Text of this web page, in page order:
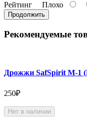
Рейтинг Плохо
Продолжить
Рекомендуемые
Дрожжи SafSpirit М-1
250₽
Нет в наличии